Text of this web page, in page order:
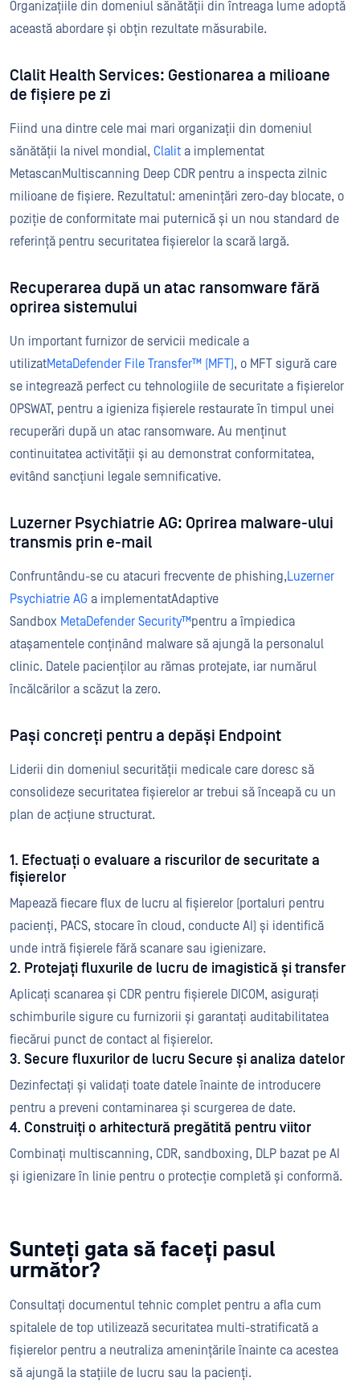
Organizațiile din domeniul sănătății din întreaga lume adoptă
această abordare și obțin rezultate măsurabile.
Clalit Health Services: Gestionarea a milioane
de fișiere pe zi
Fiind una dintre cele mai mari organizații din domeniul
sănătății la nivel mondial, Clalit a implementat
MetascanMultiscanning Deep CDR pentru a inspecta zilnic
milioane de fișiere. Rezultatul: amenințări zero-day blocate, o
poziție de conformitate mai puternică și un nou standard de
referință pentru securitatea fișierelor la scară largă.
Recuperarea după un atac ransomware fără
oprirea sistemului
Un important furnizor de servicii medicale a
utilizatMetaDefender File Transfer™ (MFT), o MFT sigură care
se integrează perfect cu tehnologiile de securitate a fișierelor
OPSWAT, pentru a igieniza fișierele restaurate în timpul unei
recuperări după un atac ransomware. Au menținut
continuitatea activității și au demonstrat conformitatea,
evitând sancțiuni legale semnificative.
Luzerner Psychiatrie AG: Oprirea malware-ului
transmis prin e-mail
Confruntându-se cu atacuri frecvente de phishing,Luzerner
Psychiatrie AG a implementatAdaptive
Sandbox MetaDefender Security™pentru a împiedica
atașamentele conținând malware să ajungă la personalul
clinic. Datele pacienților au rămas protejate, iar numărul
încălcărilor a scăzut la zero.
Pași concreți pentru a depăși Endpoint
Liderii din domeniul securității medicale care doresc să
consolideze securitatea fișierelor ar trebui să înceapă cu un
plan de acțiune structurat.
1. Efectuați o evaluare a riscurilor de securitate a
fișierelor
Mapează fiecare flux de lucru al fișierelor (portaluri pentru
pacienți, PACS, stocare în cloud, conducte AI) și identifică
unde intră fișierele fără scanare sau igienizare.
2. Protejați fluxurile de lucru de imagistică și transfer
Aplicați scanarea și CDR pentru fișierele DICOM, asigurați
schimburile sigure cu furnizorii și garantați auditabilitatea
fiecărui punct de contact al fișierelor.
3. Secure fluxurilor de lucru Secure și analiza datelor
Dezinfectați și validați toate datele înainte de introducere
pentru a preveni contaminarea și scurgerea de date.
4. Construiți o arhitectură pregătită pentru viitor
Combinați multiscanning, CDR, sandboxing, DLP bazat pe AI
și igienizare în linie pentru o protecție completă și conformă.
Sunteți gata să faceți pasul
următor?
Consultați documentul tehnic complet pentru a afla cum
spitalele de top utilizează securitatea multi-stratificată a
fișierelor pentru a neutraliza amenințările înainte ca acestea
să ajungă la stațiile de lucru sau la pacienți.